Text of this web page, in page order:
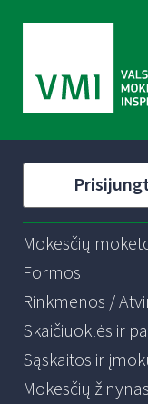
Mokesčių
Formos
Rinkmenos /
Skaičiuoklės ir
Sąskaitos ir
Mokesčių žinynas